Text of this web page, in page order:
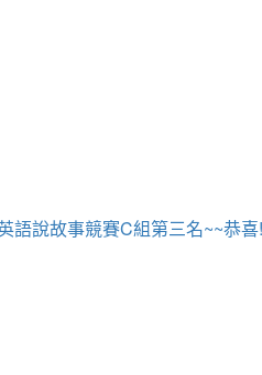
語說故事競賽C組第三名~~恭喜